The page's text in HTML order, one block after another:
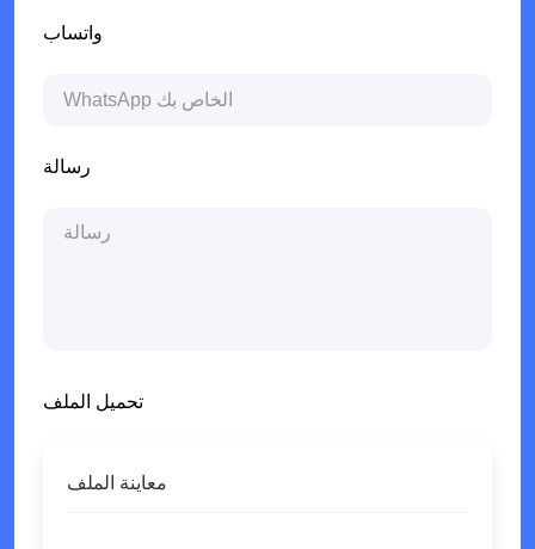
واتساب
رسالة
تحميل الملف
معاينة الملف